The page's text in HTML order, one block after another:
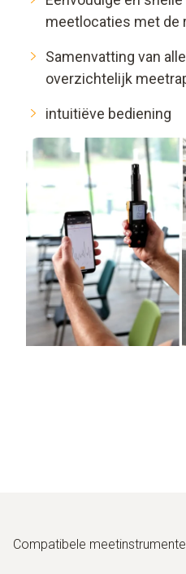
meetlocaties met de
Samenvatting van
overzichtelijk
intuitiëve bediening
Compatibele